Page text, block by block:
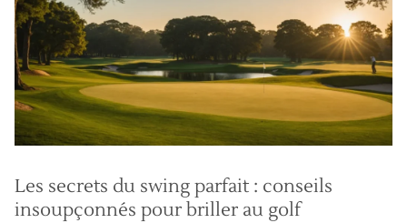
Les secrets du swing parfait : conseils
insoupçonnés pour briller au golf